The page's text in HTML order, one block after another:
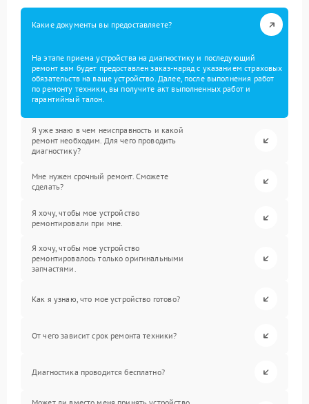
Какие документы вы предоставляете?
На этапе приема устройства на диагностику и последующий
ремонт вам будет предоставлен заказ-наряд с указанием страховых
обязательств на ваше устройство. Далее, после выполнения работ
по ремонту техники, вы получите акт выполненных работ и
гарантийный талон.
Я уже знаю в чем неисправность и какой
ремонт необходим. Для чего проводить
диагностику?
Мне нужен срочный ремонт. Сможете
сделать?
Я хочу, чтобы мое устройство
ремонтировали при мне.
Я хочу, чтобы мое устройство
ремонтировалось только оригинальными
запчастями.
Как я узнаю, что мое устройство готово?
От чего зависит срок ремонта техники?
Диагностика проводится бесплатно?